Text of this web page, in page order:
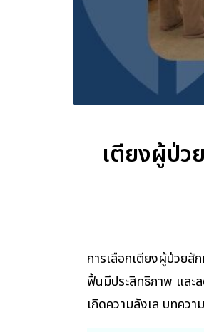
เตียงผู้ป่ว
การเลือกเตียงผู้ป่วยสั
ฟื้นมีประสิทธิภาพ และ
เกิดความลังเล บทคว